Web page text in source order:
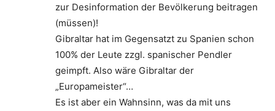
zur Desinformation der Bevölkerung beitragen
(müssen)!
Gibraltar hat im Gegensatzt zu Spanien schon
100% der Leute zzgl. spanischer Pendler
geimpft. Also wäre Gibraltar der
„Europameister“…
Es ist aber ein Wahnsinn, was da mit uns